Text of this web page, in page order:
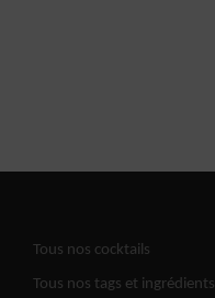
Tous nos cocktails
Tous nos tags et ingrédients